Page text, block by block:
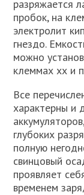
разряжается
пробок, на
электролит
гнездо.
можно
клеммах хх и
Все
характерны и
глубоких
полную
свинцовый
проявляет
временем